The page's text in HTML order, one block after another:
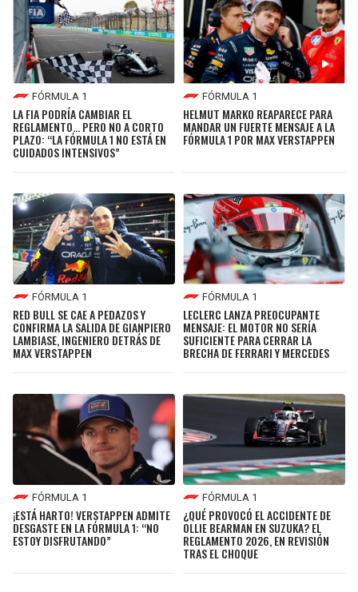
FÓRMULA 1
LA FIA PODRÍA CAMBIAR EL
REGLAMENTO... PERO NO A CORTO
PLAZO: “LA FÓRMULA 1 NO ESTÁ EN
CUIDADOS INTENSIVOS”
FÓRMULA 1
HELMUT MARKO REAPARECE PARA
MANDAR UN FUERTE MENSAJE A LA
FÓRMULA 1 POR MAX VERSTAPPEN
FÓRMULA 1
RED BULL SE CAE A PEDAZOS Y
CONFIRMA LA SALIDA DE GIANPIERO
LAMBIASE, INGENIERO DETRÁS DE
MAX VERSTAPPEN
FÓRMULA 1
LECLERC LANZA PREOCUPANTE
MENSAJE: EL MOTOR NO SERÍA
SUFICIENTE PARA CERRAR LA
BRECHA DE FERRARI Y MERCEDES
FÓRMULA 1
¡ESTÁ HARTO! VERSTAPPEN ADMITE
DESGASTE EN LA FÓRMULA 1: “NO
ESTOY DISFRUTANDO”
FÓRMULA 1
¿QUÉ PROVOCÓ EL ACCIDENTE DE
OLLIE BEARMAN EN SUZUKA? EL
REGLAMENTO 2026, EN REVISIÓN
TRAS EL CHOQUE